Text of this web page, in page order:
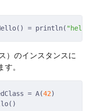
= println( "hello
）のインスタンスに
。
= A(42